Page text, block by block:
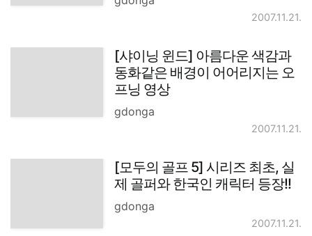
2007.11.21.
[샤이닝 윈드] 아름다운 색감과
동화같은 배경이 어어리지는 오
프닝 영상
gdonga
2007.11.21.
[모두의 골프 5] 시리즈 최초, 실
제 골퍼와 한국인 캐릭터 등장!!
gdonga
2007.11.21.